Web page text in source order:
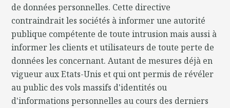
de données personnelles. Cette directive
contraindrait les sociétés à informer une autorité
publique compétente de toute intrusion mais aussi à
informer les clients et utilisateurs de toute perte de
données les concernant. Autant de mesures déjà en
vigueur aux Etats-Unis et qui ont permis de révéler
au public des vols massifs d'identités ou
d'informations personnelles au cours des derniers